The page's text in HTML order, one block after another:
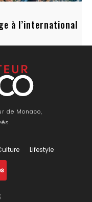
à l’international
de Monaco,
Lifestyle